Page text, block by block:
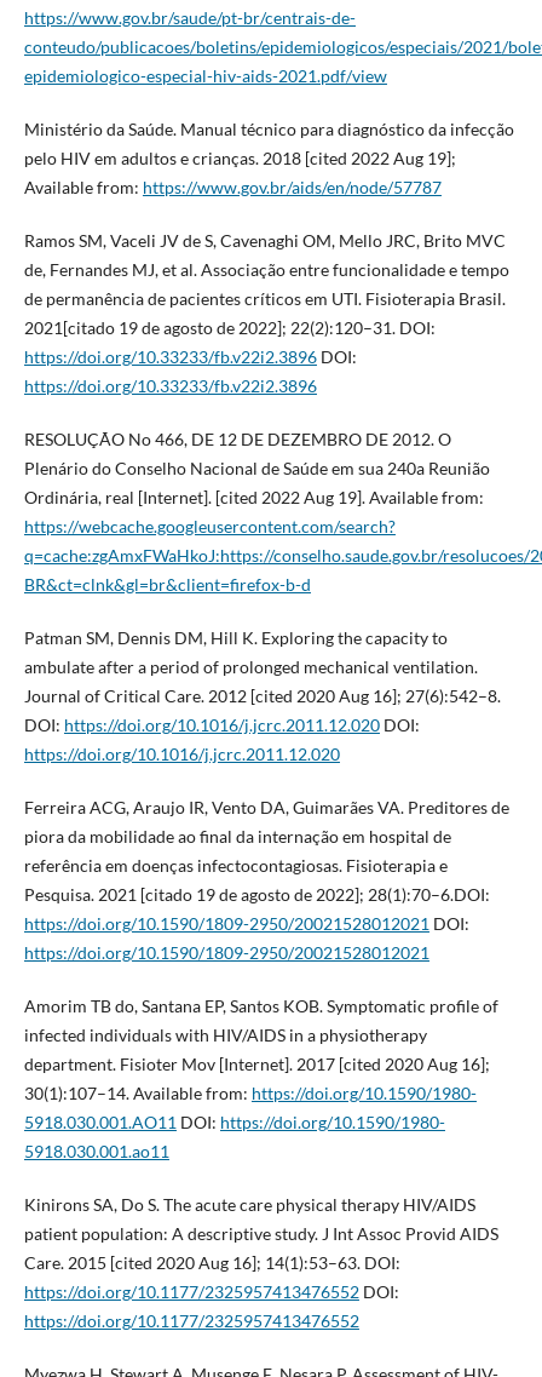
https://www.gov.br/saude/pt-br/centrais-de-
conteudo/publicacoes/boletins/epidemiologicos/especiais/2021/
epidemiologico-especial-hiv-aids-2021.pdf/view
Ministério da Saúde. Manual técnico para diagnóstico da infecção
pelo HIV em adultos e crianças. 2018 [cited 2022 Aug 19];
Available from: https://www.gov.br/aids/en/node/57787
Ramos SM, Vaceli JV de S, Cavenaghi OM, Mello JRC, Brito MVC
de, Fernandes MJ, et al. Associação entre funcionalidade e tempo
de permanência de pacientes críticos em UTI. Fisioterapia Brasil.
2021[citado 19 de agosto de 2022]; 22(2):120–31. DOI:
https://doi.org/10.33233/fb.v22i2.3896DOI:
https://doi.org/10.33233/fb.v22i2.3896
RESOLUÇÃO No 466, DE 12 DE DEZEMBRO DE 2012. O
Plenário do Conselho Nacional de Saúde em sua 240a Reunião
Ordinária, real [Internet]. [cited 2022 Aug 19]. Available from:
https://webcache.googleusercontent.com/search?
q=cache:zgAmxFWaHkoJ:https://conselho.saude.gov.br/
BR&ct=clnk&gl=br&client=firefox-b-d
Patman SM, Dennis DM, Hill K. Exploring the capacity to
ambulate after a period of prolonged mechanical ventilation.
Journal of Critical Care. 2012 [cited 2020 Aug 16]; 27(6):542–8.
DOI: https://doi.org/10.1016/j.jcrc.2011.12.020DOI:
https://doi.org/10.1016/j.jcrc.2011.12.020
Ferreira ACG, Araujo IR, Vento DA, Guimarães VA. Preditores de
piora da mobilidade ao final da internação em hospital de
referência em doenças infectocontagiosas. Fisioterapia e
Pesquisa. 2021 [citado 19 de agosto de 2022]; 28(1):70–6.DOI:
https://doi.org/10.1590/1809-2950/20021528012021 DOI:
https://doi.org/10.1590/1809-2950/20021528012021
Amorim TB do, Santana EP, Santos KOB. Symptomatic profile of
infected individuals with HIV/AIDS in a physiotherapy
department. Fisioter Mov [Internet]. 2017 [cited 2020 Aug 16];
30(1):107–14. Available from: https://doi.org/10.1590/1980-
5918.030.001.AO11 DOI: https://doi.org/10.1590/1980-
5918.030.001.ao11
Kinirons SA, Do S. The acute care physical therapy HIV/AIDS
patient population: A descriptive study. J Int Assoc Provid AIDS
Care. 2015 [cited 2020 Aug 16]; 14(1):53–63. DOI:
https://doi.org/10.1177/2325957413476552DOI:
https://doi.org/10.1177/2325957413476552